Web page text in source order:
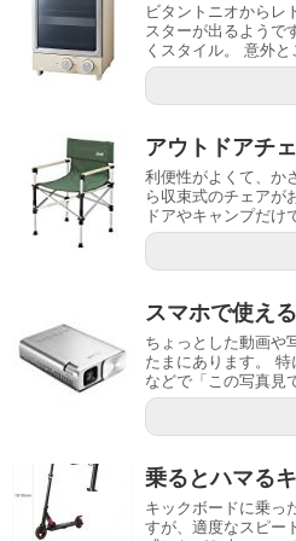
ビタントニオからレ
スターが出るようで
くスタイル。 意外と
アウトドアチ
利便性がよくて、か
ら収束式のチェアが
ドアやキャンプだけ
スマホで使え
ちょっとした動画や
たまにあります。
などで「この写真見
乗るとハマる
キックボードに乗っ
すが、適度なスピー